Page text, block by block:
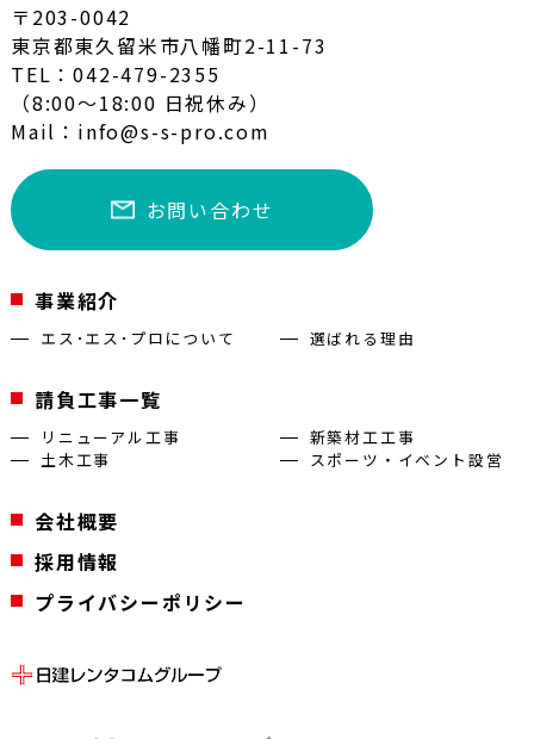
〒203-0042
東京都東久留米市八幡町2-11-73
TEL：042-479-2355
（8:00～18:00 日祝休み）
Mail：info@s-s-pro.com
お問い合わせ
事業紹介
エス･エス･プロについて 選ばれる理由
請負工事一覧
リニューアル工事
新築材工工事
土木工事
スポーツ・イベント設営
会社概要
採用情報
プライバシーポリシー